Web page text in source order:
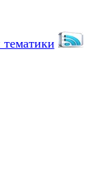
тематики